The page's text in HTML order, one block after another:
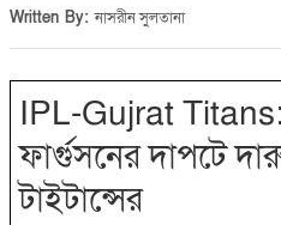
Written By:নাসরীন সুলতানা
IPL-Gujrat Titans:
ফার্গুসনের দাপটে
টাইটান্সের